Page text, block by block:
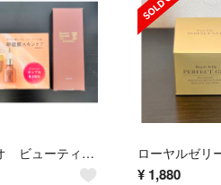
オージオ ビューティーオープナージェル リンクル&ホワイト
¥ 1,880